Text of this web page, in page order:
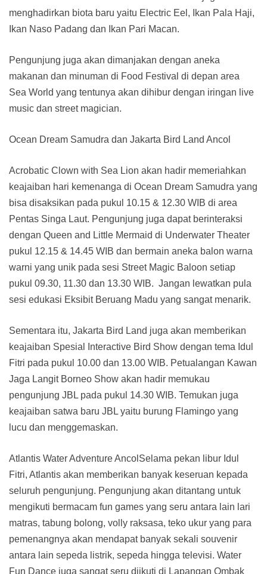
menghadirkan biota baru yaitu Electric Eel, Ikan Pala Haji,
Ikan Naso Padang dan Ikan Pari Macan.
Pengunjung juga akan dimanjakan dengan aneka
makanan dan minuman di Food Festival di depan area
Sea World yang tentunya akan dihibur dengan iringan live
music dan street magician.
Ocean Dream Samudra dan Jakarta Bird Land Ancol
Acrobatic Clown with Sea Lion akan hadir memeriahkan
keajaiban hari kemenanga di Ocean Dream Samudra yang
bisa disaksikan pada pukul 10.15 & 12.30 WIB di area
Pentas Singa Laut. Pengunjung juga dapat berinteraksi
dengan Queen and Little Mermaid di Underwater Theater
pukul 12.15 & 14.45 WIB dan bermain aneka balon warna
warni yang unik pada sesi Street Magic Baloon setiap
pukul 09.30, 11.30 dan 13.30 WIB. Jangan lewatkan pula
sesi edukasi Eksibit Beruang Madu yang sangat menarik.
Sementara itu, Jakarta Bird Land juga akan memberikan
keajaiban Spesial Interactive Bird Show dengan tema Idul
Fitri pada pukul 10.00 dan 13.00 WIB. Petualangan Kawan
Jaga Langit Borneo Show akan hadir memukau
pengunjung JBL pada pukul 14.30 WIB. Temukan juga
keajaiban satwa baru JBL yaitu burung Flamingo yang
lucu dan menggemaskan.
Atlantis Water Adventure AncolSelama pekan libur Idul
Fitri, Atlantis akan memberikan banyak keseruan kepada
seluruh pengunjung. Pengunjung akan ditantang untuk
mengikuti bermacam fun games yang seru antara lain lari
matras, tabung bolong, volly raksasa, teko ukur yang para
pemenangnya akan mendapat banyak sekali souvenir
antara lain sepeda listrik, sepeda hingga televisi. Water
Fun Dance juga sangat seru diikuti di Lapangan Ombak